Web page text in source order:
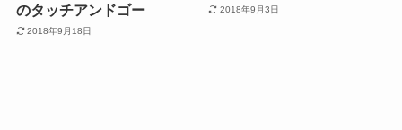
のタッチアンドゴー
2018年9月18日
2018年9月3日